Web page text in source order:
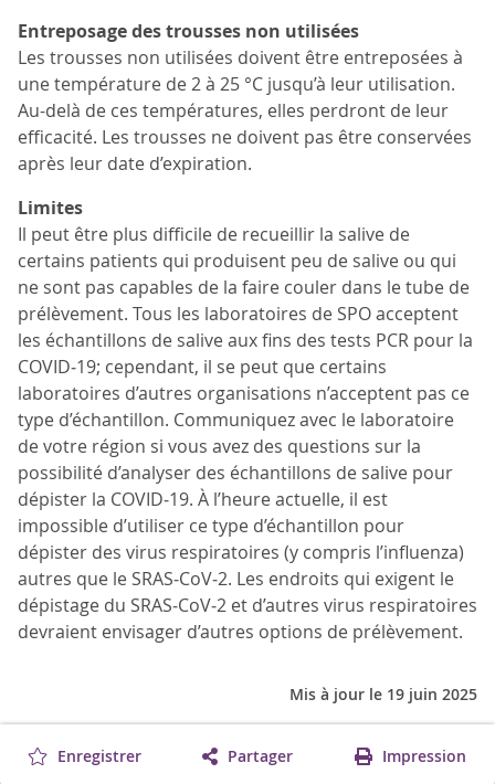
Entreposage des trousses non utilisées
Les trousses non utilisées doivent être entreposées à
une température de 2 à 25 °C jusqu’à leur utilisation.
Au-delà de ces températures, elles perdront de leur
efficacité. Les trousses ne doivent pas être conservées
après leur date d’expiration.
Limites
Il peut être plus difficile de recueillir la salive de
certains patients qui produisent peu de salive ou qui
ne sont pas capables de la faire couler dans le tube de
prélèvement. Tous les laboratoires de SPO acceptent
les échantillons de salive aux fins des tests PCR pour la
COVID‑19; cependant, il se peut que certains
laboratoires d’autres organisations n’acceptent pas ce
type d’échantillon. Communiquez avec le laboratoire
de votre région si vous avez des questions sur la
possibilité d’analyser des échantillons de salive pour
dépister la COVID‑19. À l’heure actuelle, il est
impossible d’utiliser ce type d’échantillon pour
dépister des virus respiratoires (y compris l’influenza)
autres que le SRAS‑CoV‑2. Les endroits qui exigent le
dépistage du SRAS‑CoV‑2 et d’autres virus respiratoires
devraient envisager d’autres options de prélèvement.
Mis à jour le 19 juin 2025
Enregistrer Partager Impression